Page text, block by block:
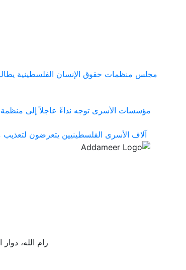
مجلس منظمات حقوق الإنسان الفلسطينية
مؤسسات الأسرى توجه نداءً عاجلاً إلى
آلاف الأسرى الفلسطينيين يتعرضون
رام الله،